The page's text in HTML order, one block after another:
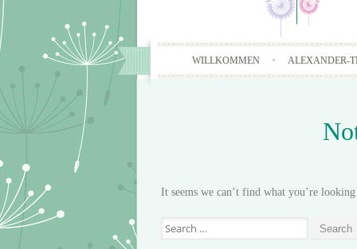
WILLKOMMEN ALEXANDER-
It seems we can’t find what you’re
Search
for: